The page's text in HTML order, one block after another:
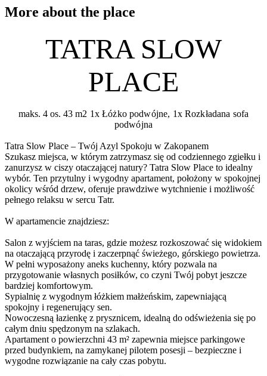
More about the place
TATRA SLOW
PLACE
maks. 4 os. 43 m2 1x Łóżko podwójne, 1x Rozkładana sofa
podwójna
Tatra Slow Place – Twój Azyl Spokoju w Zakopanem
Szukasz miejsca, w którym zatrzymasz się od codziennego zgiełku i
zanurzysz w ciszy otaczającej natury? Tatra Slow Place to idealny
wybór. Ten przytulny i wygodny apartament, położony w spokojnej
okolicy wśród drzew, oferuje prawdziwe wytchnienie i możliwość
pełnego relaksu w sercu Tatr.
W apartamencie znajdziesz:
Salon z wyjściem na taras, gdzie możesz rozkoszować się widokiem
na otaczającą przyrodę i zaczerpnąć świeżego, górskiego powietrza.
W pełni wyposażony aneks kuchenny, który pozwala na
przygotowanie własnych posiłków, co czyni Twój pobyt jeszcze
bardziej komfortowym.
Sypialnię z wygodnym łóżkiem małżeńskim, zapewniającą
spokojny i regenerujący sen.
Nowoczesną łazienkę z prysznicem, idealną do odświeżenia się po
całym dniu spędzonym na szlakach.
Apartament o powierzchni 43 m² zapewnia miejsce parkingowe
przed budynkiem, na zamykanej pilotem posesji – bezpieczne i
wygodne rozwiązanie na cały czas pobytu.